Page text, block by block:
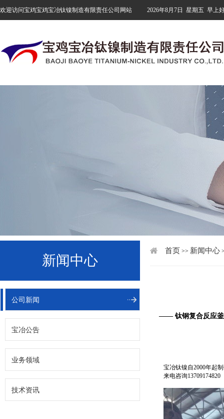
欢迎访问宝鸡宝鸡宝冶钛镍制造有限责任公司网站 2026年8月7日 星期五 早上
新闻中心
公司新闻
宝冶公告
业务领域
技术资讯
首页 >> 新闻中心
—— 钛钢复合反应
宝冶钛镍自2000年起
来电咨询13709174820